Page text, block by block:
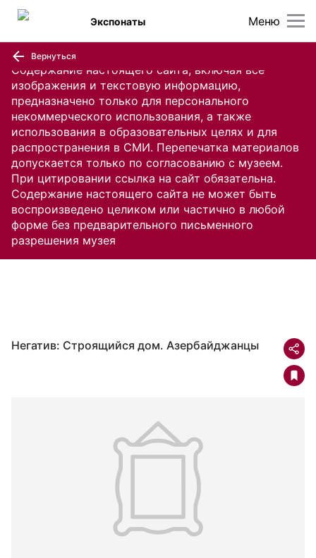
Содержание настоящего сайта, включая все
изображения и текстовую информацию,
предназначено только для персонального
некоммерческого использования, а также
использования в образовательных целях и для
распространения в СМИ. Перепечатка материалов
допускается только по согласованию с музеем.
При цитировании ссылка на сайт обязательна.
Содержание настоящего сайта не может быть
воспроизведено целиком или частично в любой
форме без предварительного письменного
разрешения музея
Меню
Экспонаты
Вернуться
Негатив: Строящийся дом. Азербайджанцы